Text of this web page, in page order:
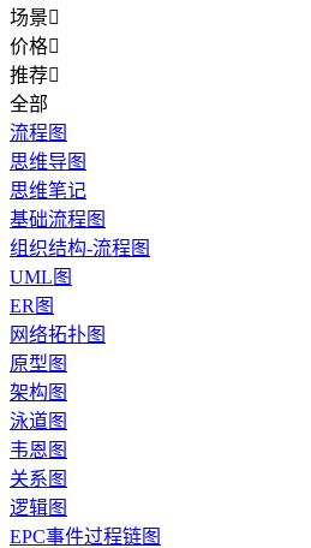
场景
价格
推荐
全部
流程图
思维导图
思维笔记
基础流程图
组织结构-流程图
UML图
ER图
网络拓扑图
原型图
架构图
泳道图
韦恩图
关系图
逻辑图
EPC事件过程链图